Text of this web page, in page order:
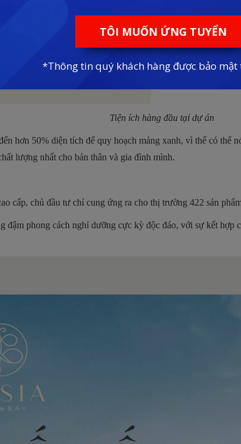
Tiện ích hàng đầu tại dự án
hơn 50% diện tích để quy hoạch mảng xanh, vì thế có thể
lượng nhất cho bản thân và gia đình mình.
cấp, chủ đầu tư chỉ cung ứng ra cho thị trường 422 sản
đậm phong cách nghỉ dưỡng cực kỳ độc đáo, với sự kết hợp